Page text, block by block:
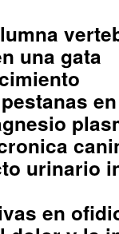
una gata
urinario
en